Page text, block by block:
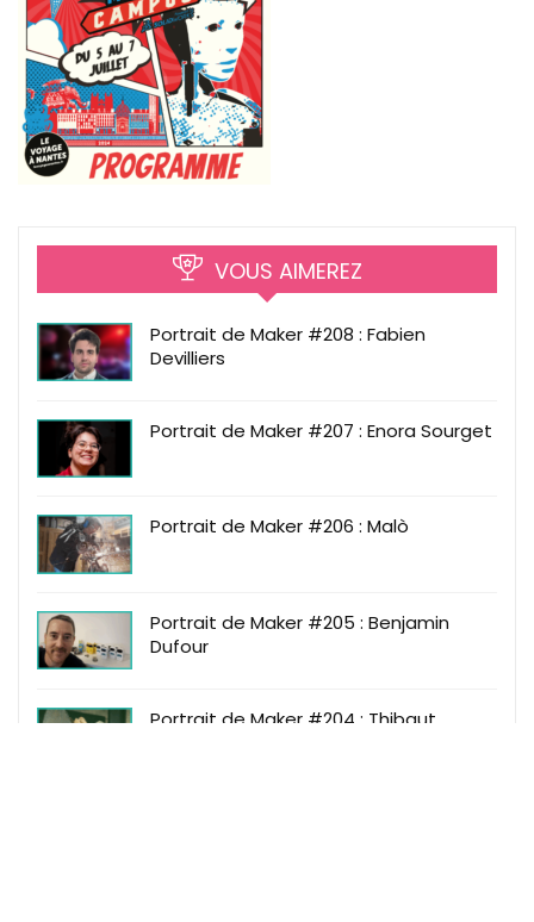
VOUS AIMEREZ
Portrait de Maker #208 : Fabien
Devilliers
Portrait de Maker #207 : Enora Sourget
Portrait de Maker #206 : Malò
Portrait de Maker #205 : Benjamin
Dufour
Portrait de Maker #204 : Thibaut